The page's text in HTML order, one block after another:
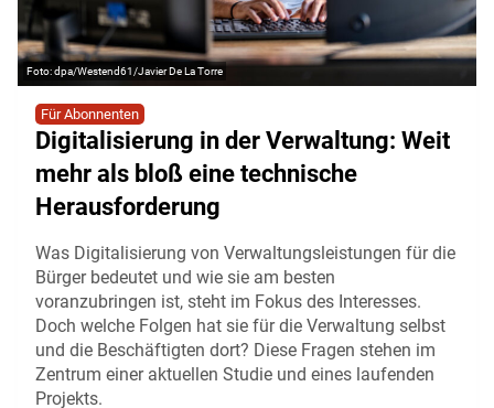
dpa/Westend61/Javier De La Torre
Für Abonnenten
Digitalisierung in der Verwaltung: Weit
mehr als bloß eine technische
Herausforderung
Was Digitalisierung von Verwaltungsleistungen für die
Bürger bedeutet und wie sie am besten
voranzubringen ist, steht im Fokus des Interesses.
Doch welche Folgen hat sie für die Verwaltung selbst
und die Beschäftigten dort? Diese Fragen stehen im
Zentrum einer aktuellen Studie und eines laufenden
Projekts.